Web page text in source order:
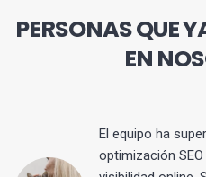
PERSONAS QUE
EN
El equipo ha
optimización